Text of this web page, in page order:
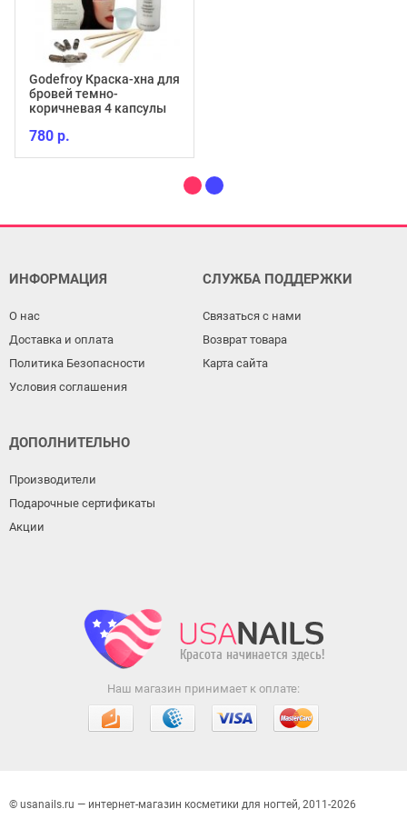
Godefroy Краска-хна для
бровей темно-
коричневая 4 капсулы
780 р.
ИНФОРМАЦИЯ
О нас
Доставка и оплата
Политика Безопасности
Условия соглашения
СЛУЖБА ПОДДЕРЖКИ
Связаться с нами
Возврат товара
Карта сайта
ДОПОЛНИТЕЛЬНО
Производители
Подарочные сертификаты
Акции
Наш магазин принимает к оплате:
© usanails.ru — интернет-магазин косметики для ногтей, 2011-2026